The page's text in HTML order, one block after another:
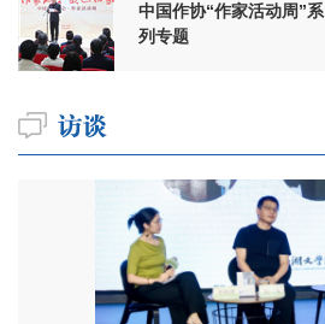
中国作协“作家活动周”系
列专题